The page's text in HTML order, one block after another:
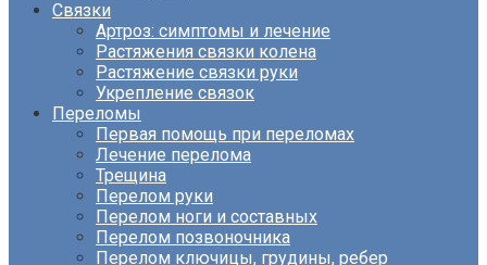
Связки
Артроз: симптомы и лечение
Растяжения связки колена
Растяжение связки руки
Укрепление связок
Переломы
Первая помощь при переломах
Лечение перелома
Трещина
Перелом руки
Перелом ноги и составных
Перелом позвоночника
Перелом ключицы, грудины, ребер